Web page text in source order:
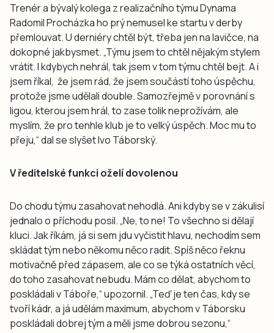
Trenér a bývalý kolega z realizačního týmu Dynama
Radomil Procházka ho prý nemusel ke startu v derby
přemlouvat. U derniéry chtěl být, třeba jen na lavičce, na
dokopné jakbysmet. „Týmu jsem to chtěl nějakým stylem
vrátit. I kdybych nehrál, tak jsem v tom týmu chtěl bejt. A i
jsem říkal, že jsem rád, že jsem součástí toho úspěchu,
protože jsme udělali double. Samozřejmě v porovnání s
ligou, kterou jsem hrál, to zase tolik neprožívám, ale
myslím, že pro tenhle klub je to velký úspěch. Moc mu to
přeju,“ dal se slyšet Ivo Táborský.
V ředitelské funkci oželí dovolenou
Do chodu týmu zasahovat nehodlá. Ani kdyby se v zákulisí
jednalo o příchodu posil. „Ne, to ne! To všechno si dělají
kluci. Jak říkám, já si sem jdu vyčistit hlavu, nechodím sem
skládat tým nebo někomu něco radit. Spíš něco řeknu
motivačně před zápasem, ale co se týká ostatních věcí,
do toho zasahovat nebudu. Mám co dělat, abychom to
poskládali v Táboře,“ upozornil. „Teď je ten čas, kdy se
tvoří kádr, a já udělám maximum, abychom v Táborsku
poskládali dobrej tým a měli jsme dobrou sezonu,“